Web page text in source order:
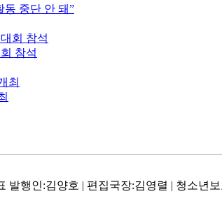
동 중단 안 돼”
참석
발행인:김양호 | 편집국장:김영렬 | 청소년